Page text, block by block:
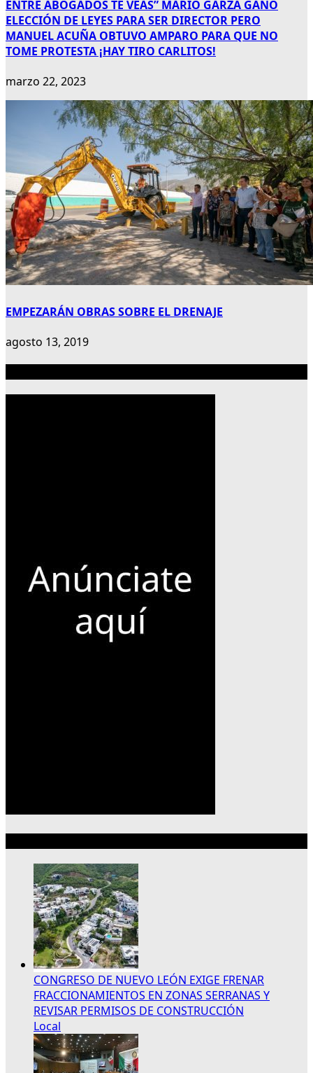
ENTRE ABOGADOS TE VEAS” MARIO GARZA GANÓ
ELECCIÓN DE LEYES PARA SER DIRECTOR PERO
MANUEL ACUÑA OBTUVO AMPARO PARA QUE NO
TOME PROTESTA ¡HAY TIRO CARLITOS!
marzo 22, 2023
EMPEZARÁN OBRAS SOBRE EL DRENAJE
agosto 13, 2019
CONGRESO DE NUEVO LEÓN EXIGE FRENAR
FRACCIONAMIENTOS EN ZONAS SERRANAS Y
REVISAR PERMISOS DE CONSTRUCCIÓN
Local